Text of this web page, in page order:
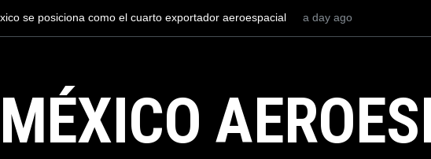
naval mexicana construirá 32 BUQUES para la
La mayor lección
3 days ago
MÉXICO